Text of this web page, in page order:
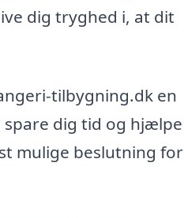
dig tryghed i, at dit
tilbygning.dk en
dig tid og hjælpe
mulige beslutning for